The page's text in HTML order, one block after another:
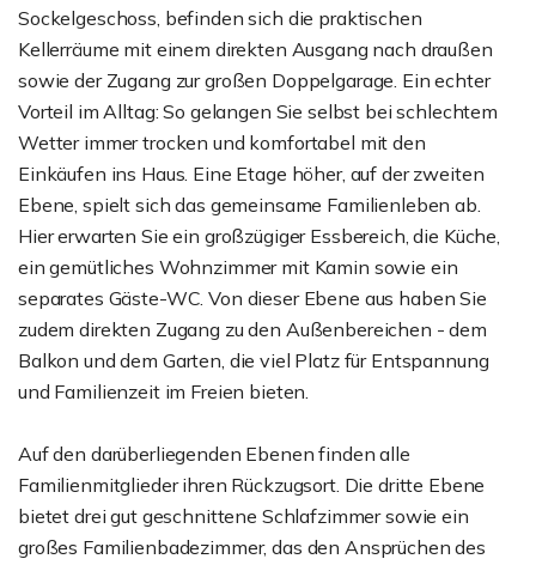
Sockelgeschoss, befinden sich die praktischen
Kellerräume mit einem direkten Ausgang nach draußen
sowie der Zugang zur großen Doppelgarage. Ein echter
Vorteil im Alltag: So gelangen Sie selbst bei schlechtem
Wetter immer trocken und komfortabel mit den
Einkäufen ins Haus. Eine Etage höher, auf der zweiten
Ebene, spielt sich das gemeinsame Familienleben ab.
Hier erwarten Sie ein großzügiger Essbereich, die Küche,
ein gemütliches Wohnzimmer mit Kamin sowie ein
separates Gäste-WC. Von dieser Ebene aus haben Sie
zudem direkten Zugang zu den Außenbereichen - dem
Balkon und dem Garten, die viel Platz für Entspannung
und Familienzeit im Freien bieten.
Auf den darüberliegenden Ebenen finden alle
Familienmitglieder ihren Rückzugsort. Die dritte Ebene
bietet drei gut geschnittene Schlafzimmer sowie ein
großes Familienbadezimmer, das den Ansprüchen des